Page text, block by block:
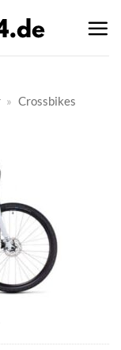
» Crossbikes